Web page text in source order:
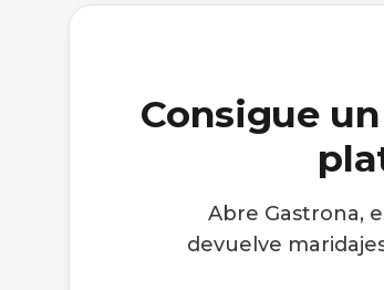
Consigue
Abre Gastrona,
devuelve